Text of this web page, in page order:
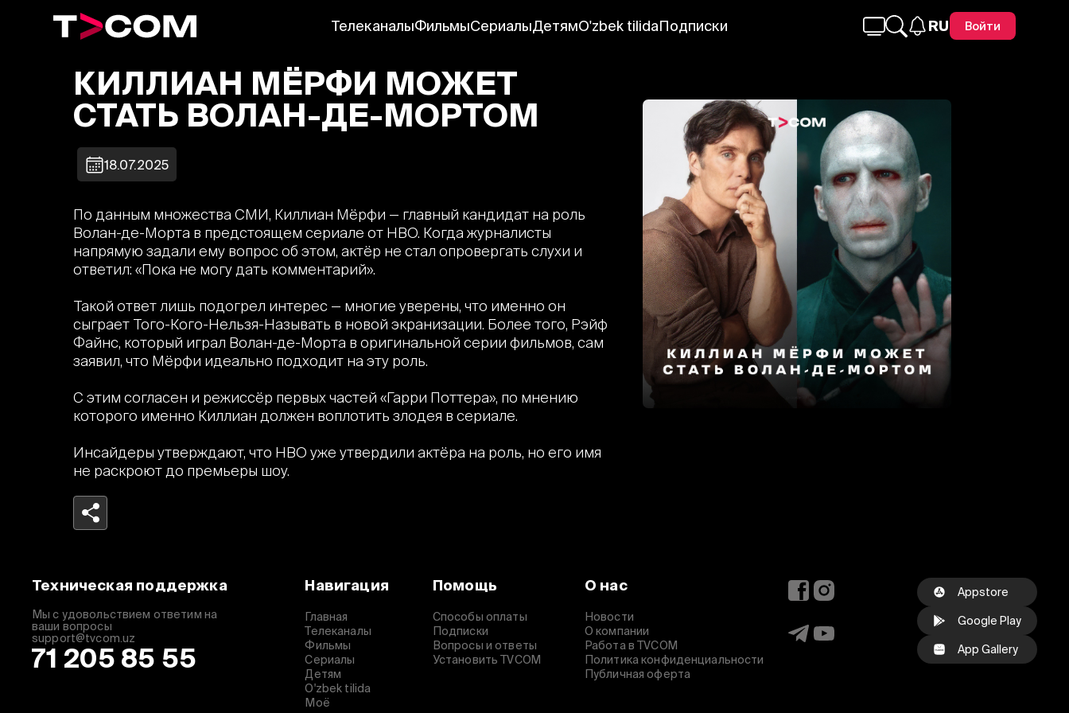
ТелеканалыФильмыСериалыДетямO'zbek tilidaПодписки RU Войти
КИЛЛИАН МЁРФИ МОЖЕТ
СТАТЬ ВОЛАН-ДЕ-МОРТОМ
18.07.2025
По данным множества СМИ, Киллиан Мёрфи — главный кандидат на роль
Волан-де-Морта в предстоящем сериале от HBO. Когда журналисты
напрямую задали ему вопрос об этом, актёр не стал опровергать слухи и
ответил: «Пока не могу дать комментарий».
Такой ответ лишь подогрел интерес — многие уверены, что именно он
сыграет Того-Кого-Нельзя-Называть в новой экранизации. Более того, Рэйф
Файнс, который играл Волан-де-Морта в оригинальной серии фильмов, сам
заявил, что Мёрфи идеально подходит на эту роль.
С этим согласен и режиссёр первых частей «Гарри Поттера», по мнению
которого именно Киллиан должен воплотить злодея в сериале.
Инсайдеры утверждают, что HBO уже утвердили актёра на роль, но его имя
не раскроют до премьеры шоу.
Копировать ссылку
Техническая поддержка
Мы с удовольствием ответим на
ваши вопросы
support@tvcom.uz
71 205 85 55
Навигация
Главная
Телеканалы
Фильмы
Сериалы
Детям
O'zbek tilida
Моё
Помощь
Способы оплаты
Подписки
Вопросы и ответы
Установить TVCOM
О нас
Новости
О компании
Работа в TVCOM
Политика конфиденциальности
Публичная оферта
Appstore
Google Play
App Gallery